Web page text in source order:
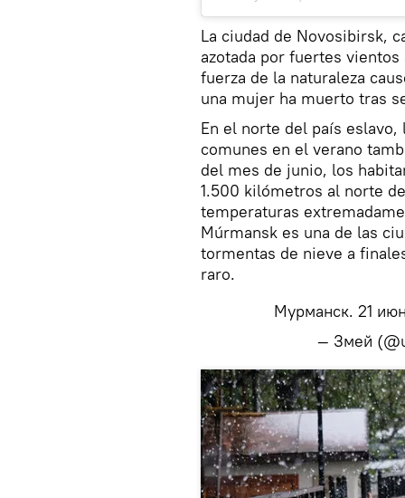
La ciudad de Novosibirsk,
azotada por fuertes
fuerza de la naturaleza
una mujer ha muerto tras
En el norte del país
comunes en el verano
del mes de junio, los
1.500 kilómetros al norte
temperaturas
Múrmansk es una de las
tormentas de nieve a
raro.
Мурманск. 21
— Змей